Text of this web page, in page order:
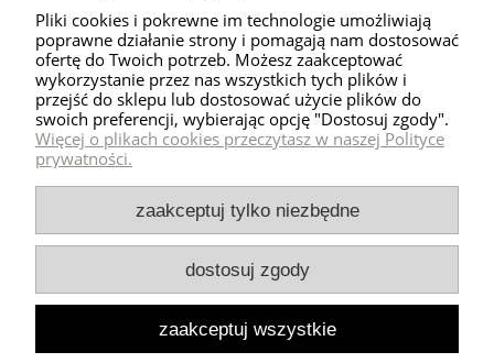
Pomoc
Moje konto
Zwroty i reklamacje
Milli Home
Pliki cookies i pokrewne im technologie umożliwiają
poprawne działanie strony i pomagają nam dostosować
ofertę do Twoich potrzeb. Możesz zaakceptować
wykorzystanie przez nas wszystkich tych plików i
przejść do sklepu lub dostosować użycie plików do
swoich preferencji, wybierając opcję "Dostosuj zgody".
Więcej o plikach cookies przeczytasz w naszej Polityce
prywatności.
zaakceptuj tylko niezbędne
dostosuj zgody
zaakceptuj wszystkie